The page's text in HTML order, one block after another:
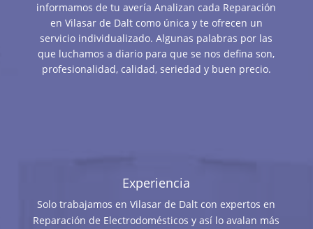
informamos de tu avería Analizan cada Reparación
en Vilasar de Dalt como única y te ofrecen un
servicio individualizado. Algunas palabras por las
que luchamos a diario para que se nos defina son,
profesionalidad, calidad, seriedad y buen precio.
Experiencia
Solo trabajamos en Vilasar de Dalt con expertos en
Reparación de Electrodomésticos y así lo avalan más